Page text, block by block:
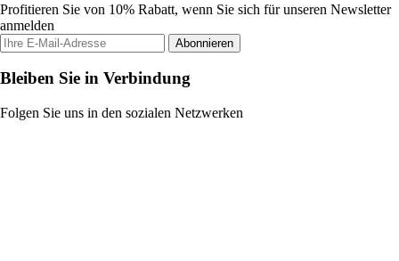
Profitieren Sie von 10% Rabatt, wenn Sie sich für unseren Newsletter
anmelden
Abonnieren
Bleiben Sie in Verbindung
Folgen Sie uns in den sozialen Netzwerken